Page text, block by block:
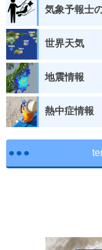
気象予報士
世界天気
地震情報
熱中症情報